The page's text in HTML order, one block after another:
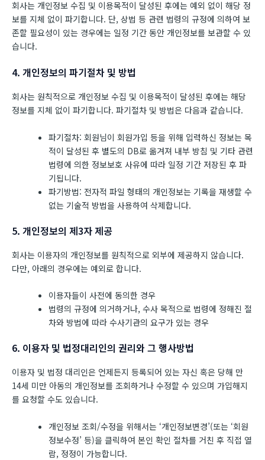
회사는 개인정보 수집 및 이용목적이 달성된 후에는 예외 없이 해당 정
보를 지체 없이 파기합니다. 단, 상법 등 관련 법령의 규정에 의하여 보
존할 필요성이 있는 경우에는 일정 기간 동안 개인정보를 보관할 수 있
습니다.
4. 개인정보의 파기절차 및 방법
회사는 원칙적으로 개인정보 수집 및 이용목적이 달성된 후에는 해당
정보를 지체 없이 파기합니다. 파기절차 및 방법은 다음과 같습니다.
파기절차: 회원님이 회원가입 등을 위해 입력하신 정보는 목
적이 달성된 후 별도의 DB로 옮겨져 내부 방침 및 기타 관련
법령에 의한 정보보호 사유에 따라 일정 기간 저장된 후 파
기됩니다.
파기방법: 전자적 파일 형태의 개인정보는 기록을 재생할 수
없는 기술적 방법을 사용하여 삭제합니다.
5. 개인정보의 제3자 제공
회사는 이용자의 개인정보를 원칙적으로 외부에 제공하지 않습니다.
다만, 아래의 경우에는 예외로 합니다.
이용자들이 사전에 동의한 경우
법령의 규정에 의거하거나, 수사 목적으로 법령에 정해진 절
차와 방법에 따라 수사기관의 요구가 있는 경우
6. 이용자 및 법정대리인의 권리와 그 행사방법
이용자 및 법정 대리인은 언제든지 등록되어 있는 자신 혹은 당해 만
14세 미만 아동의 개인정보를 조회하거나 수정할 수 있으며 가입해지
를 요청할 수도 있습니다.
개인정보 조회/수정을 위해서는 ‘개인정보변경’(또는 ‘회원
정보수정’ 등)을 클릭하여 본인 확인 절차를 거친 후 직접 열
람, 정정이 가능합니다.